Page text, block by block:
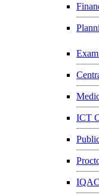
ICT
IQAC